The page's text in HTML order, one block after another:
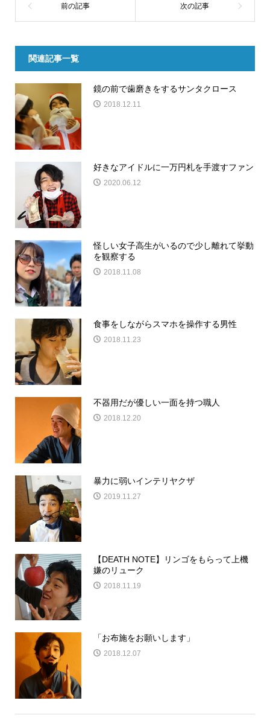
関連記事一覧
鏡の前で歯磨きをするサンタクロース
2018.12.11
好きなアイドルに一万円札を手渡すファン
2020.06.12
怪しい女子高生がいるので少し離れて挙動
を観察する
2018.11.08
食事をしながらスマホを操作する男性
2018.11.23
不器用だが優しい一面を持つ職人
2018.12.20
暴力に弱いインテリヤクザ
2019.11.27
【DEATH NOTE】リンゴをもらって上機
嫌のリューク
2018.11.19
「お布施をお願いします」
2018.12.07